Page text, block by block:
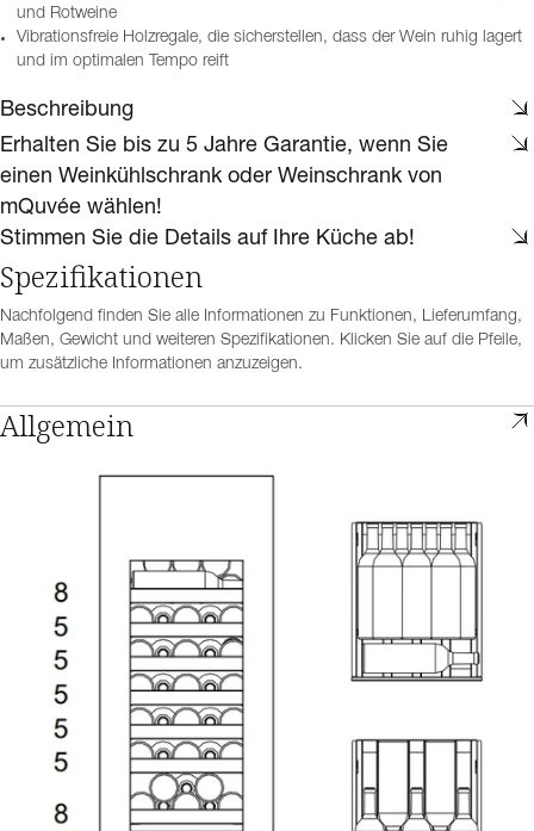
und Rotweine
Vibrationsfreie Holzregale, die sicherstellen, dass der Wein ruhig lagert
und im optimalen Tempo reift
Beschreibung
Erhalten Sie bis zu 5 Jahre Garantie, wenn Sie
einen Weinkühlschrank oder Weinschrank von
mQuvée wählen!
Stimmen Sie die Details auf Ihre Küche ab!
Spezifikationen
Nachfolgend finden Sie alle Informationen zu Funktionen, Lieferumfang,
Maßen, Gewicht und weiteren Spezifikationen. Klicken Sie auf die Pfeile,
um zusätzliche Informationen anzuzeigen.
Allgemein